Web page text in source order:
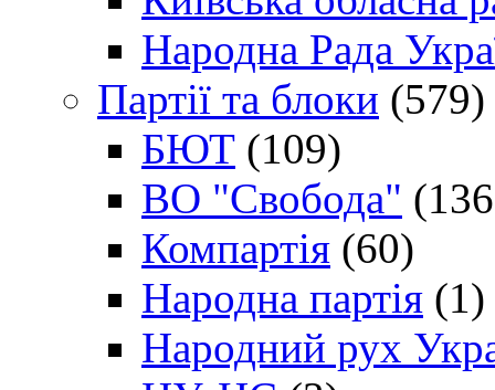
Народна Рада
Партії та блоки (579)
БЮТ (109)
ВО "Свобода"
Компартія (60)
Народна партія (1)
Народний рух